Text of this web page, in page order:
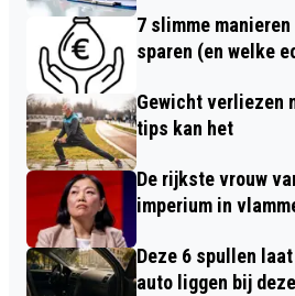
7 slimme
sparen (en welke
Gewicht verliezen
tips kan het
De rijkste vrouw
imperium in
Deze 6 spullen
auto liggen bij